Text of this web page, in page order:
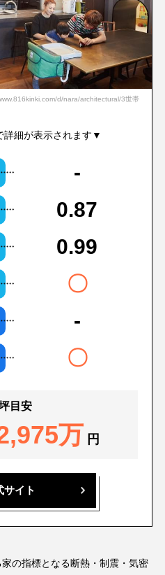
d/nara/architectural/3世帯
詳細が表示されます▼
-
0.87
0.99
〇
-
〇
目安
万 円
サイト
の指標となる断熱・制震・気密